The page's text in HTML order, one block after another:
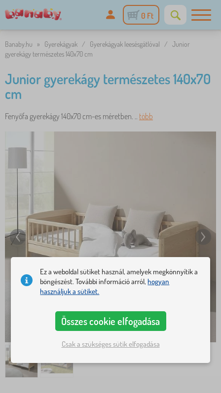
0 Ft
Banaby.hu » Gyerekágyak / Gyerekágyak leesésgátlóval / Junior
gyerekágy természetes 140x70 cm
Junior gyerekágy természetes 140x70
cm
Fenyőfa gyerekágy 140x70 cm-es méretben. .. több
Ez a weboldal sütiket használ, amelyek megkönnyítik a
böngészést. További információ arról,hogyan
használjuk a sütiket.
Összes cookie elfogadása
Csak a szükséges sütik elfogadása